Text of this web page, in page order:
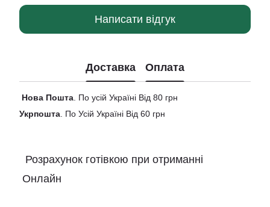
Написати відгук
Доставка Оплата
Нова Пошта . По усій Україні Від 80 грн
Укрпошта . По Усій Україні Від 60 грн
Розрахунок готівкою при отриманні
Онлайн